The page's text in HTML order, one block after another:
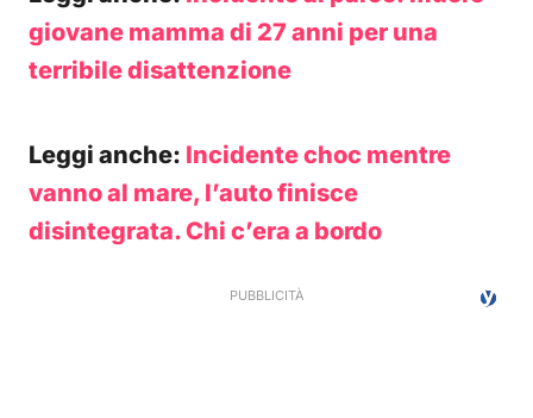
giovane mamma di 27 anni per una
terribile disattenzione
Leggi anche: Incidente choc mentre
vanno al mare, l’auto finisce
disintegrata. Chi c’era a bordo